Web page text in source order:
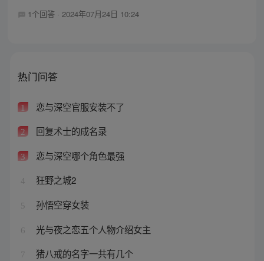
1个回答 · 2024年07月24日 10:24
热门问答
1 恋与深空官服安装不了
2 回复术士的成名录
3 恋与深空哪个角色最强
4 狂野之城2
5 孙悟空穿女装
6 光与夜之恋五个人物介绍女主
7 猪八戒的名字一共有几个